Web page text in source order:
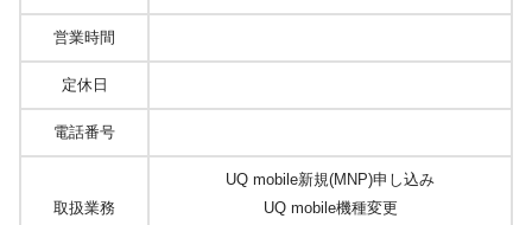
営業時間
定休日
電話番号
取扱業務
UQ mobile新規(MNP)申し込み
UQ mobile機種変更